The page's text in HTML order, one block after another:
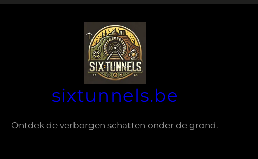
sixtunnels.be
Ontdek de verborgen schatten onder de grond.